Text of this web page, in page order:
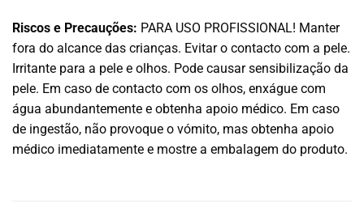
Riscos e Precauções: PARA USO PROFISSIONAL! Manter
fora do alcance das crianças. Evitar o contacto com a pele.
Irritante para a pele e olhos. Pode causar sensibilização da
pele. Em caso de contacto com os olhos, enxágue com
água abundantemente e obtenha apoio médico. Em caso
de ingestão, não provoque o vómito, mas obtenha apoio
médico imediatamente e mostre a embalagem do produto.